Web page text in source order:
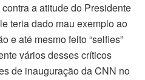
a atitude do Presidente
teria dado mau exemplo ao
e até mesmo feito “selfies”
vários desses críticos
de inauguração da CNN no